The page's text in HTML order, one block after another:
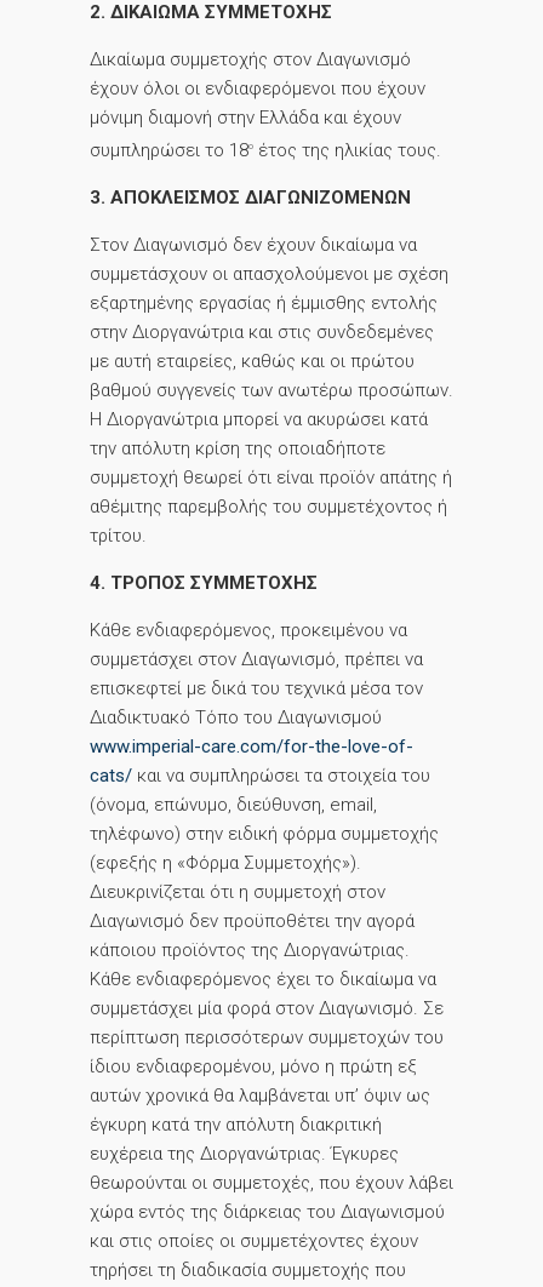
2. ΔΙΚΑΙΩΜΑ ΣΥΜΜΕΤΟΧΗΣ
Δικαίωμα συμμετοχής στον Διαγωνισμό
έχουν όλοι οι ενδιαφερόμενοι που έχουν
μόνιμη διαμονή στην Ελλάδα και έχουν
συμπληρώσει το 18ο έτος της ηλικίας τους.
3. ΑΠΟΚΛΕΙΣΜΟΣ ΔΙΑΓΩΝΙΖΟΜΕΝΩΝ
Στον Διαγωνισμό δεν έχουν δικαίωμα να
συμμετάσχουν οι απασχολούμενοι με σχέση
εξαρτημένης εργασίας ή έμμισθης εντολής
στην Διοργανώτρια και στις συνδεδεμένες
με αυτή εταιρείες, καθώς και οι πρώτου
βαθμού συγγενείς των ανωτέρω προσώπων.
Η Διοργανώτρια μπορεί να ακυρώσει κατά
την απόλυτη κρίση της οποιαδήποτε
συμμετοχή θεωρεί ότι είναι προϊόν απάτης ή
αθέμιτης παρεμβολής του συμμετέχοντος ή
τρίτου.
4. ΤΡΟΠΟΣ ΣΥΜΜΕΤΟΧΗΣ
Κάθε ενδιαφερόμενος, προκειμένου να
συμμετάσχει στον Διαγωνισμό, πρέπει να
επισκεφτεί με δικά του τεχνικά μέσα τον
Διαδικτυακό Τόπο του Διαγωνισμού
www.imperial-care.com/for-the-love-of-
cats/ και να συμπληρώσει τα στοιχεία του
(όνομα, επώνυμο, διεύθυνση, email,
τηλέφωνο) στην ειδική φόρμα συμμετοχής
(εφεξής η «Φόρμα Συμμετοχής»).
Διευκρινίζεται ότι η συμμετοχή στον
Διαγωνισμό δεν προϋποθέτει την αγορά
κάποιου προϊόντος της Διοργανώτριας.
Κάθε ενδιαφερόμενος έχει το δικαίωμα να
συμμετάσχει μία φορά στον Διαγωνισμό. Σε
περίπτωση περισσότερων συμμετοχών του
ίδιου ενδιαφερομένου, μόνο η πρώτη εξ
αυτών χρονικά θα λαμβάνεται υπ’ όψιν ως
έγκυρη κατά την απόλυτη διακριτική
ευχέρεια της Διοργανώτριας. Έγκυρες
θεωρούνται οι συμμετοχές, που έχουν λάβει
χώρα εντός της διάρκειας του Διαγωνισμού
και στις οποίες οι συμμετέχοντες έχουν
τηρήσει τη διαδικασία συμμετοχής που